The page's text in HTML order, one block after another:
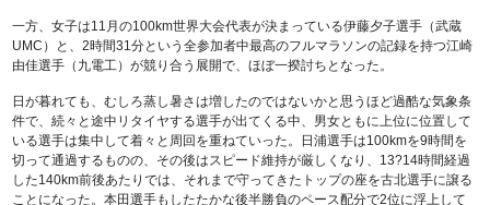
一方、女子は11月の100km世界大会代表が決まっている伊藤夕子選手（武蔵
UMC）と、2時間31分という全参加者中最高のフルマラソンの記録を持つ江崎
由佳選手（九電工）が競り合う展開で、ほぼ一揆討ちとなった。
日が暮れても、むしろ蒸し暑さは増したのではないかと思うほど過酷な気象条
件で、続々と途中リタイヤする選手が出てくる中、男女ともに上位に位置して
いる選手は集中して着々と周回を重ねていった。日浦選手は100kmを9時間を
切って通過するものの、その後はスピード維持が厳しくなり、13?14時間経過
した140km前後あたりでは、それまで守ってきたトップの座を古北選手に譲る
ことになった。本田選手もしたたかな後半勝負のペース配分で2位に浮上して